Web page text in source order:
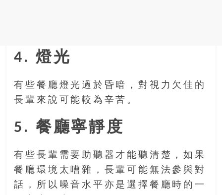
4. 燈光
有些餐廳燈光過於昏暗，對視力欠佳的
長輩來說可能較為辛苦。
5. 餐廳寧靜度
有些長輩需要助聽器才能聽清楚，如果
餐廳環境太嘈雜，長輩可能無法參與對
話，所以噪音水平亦是選擇餐廳時的一